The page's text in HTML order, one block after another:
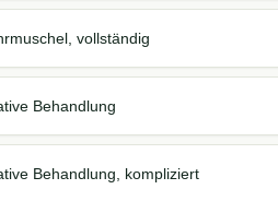
vollständig
Behandlung
Behandlung, kompliziert